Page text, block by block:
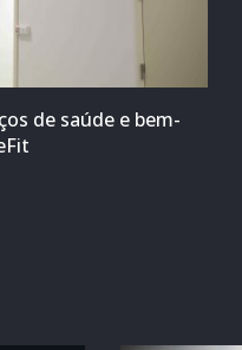
de saúde e bem-